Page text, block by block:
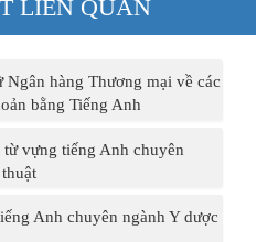
LIÊN QUAN
Ngân hàng Thương mại về các
bằng Tiếng Anh
vựng tiếng Anh chuyên
Anh chuyên ngành Y dược